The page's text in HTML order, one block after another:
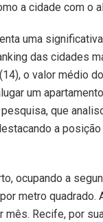
a cidade com o
uma
das cidades
o valor médio
um
que
a
ocupando a
metro quadrado.
Recife, por